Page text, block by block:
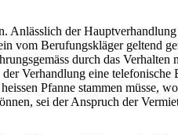
der
vom Berufungskläger geltend
durch das Verhalten
Verhandlung eine telefonische
Pfanne stammen müsse,
sei der Anspruch der